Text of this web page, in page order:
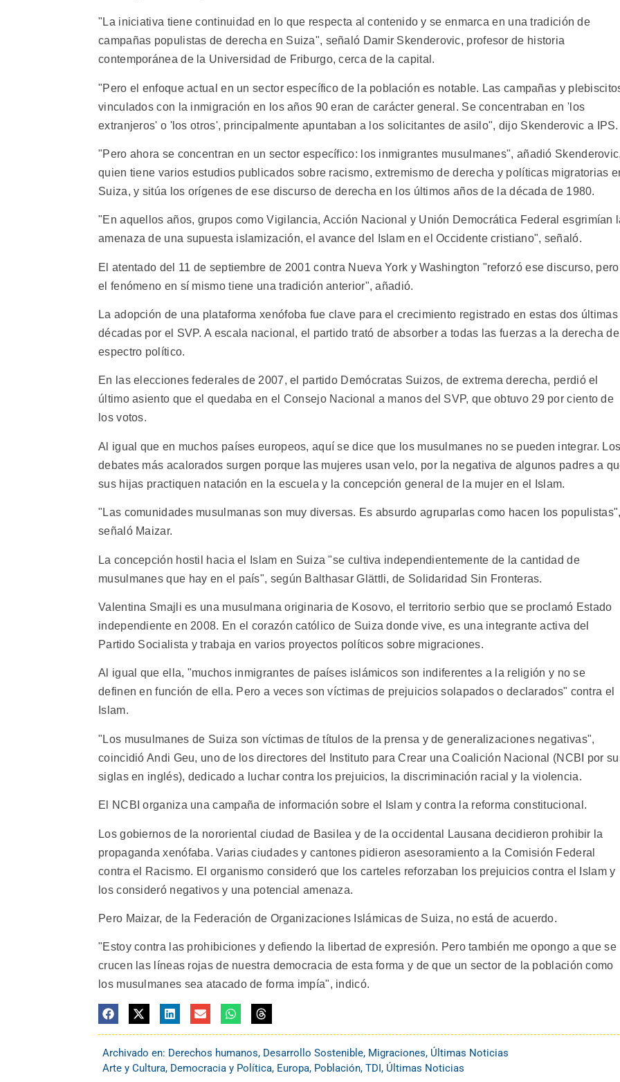
"La iniciativa tiene continuidad en lo que respecta al contenido y se enmarca en una tradición de
campañas populistas de derecha en Suiza", señaló Damir Skenderovic, profesor de historia
contemporánea de la Universidad de Friburgo, cerca de la capital.
"Pero el enfoque actual en un sector específico de la población es notable. Las campañas y
vinculados con la inmigración en los años 90 eran de carácter general. Se concentraban en 'los
extranjeros' o 'los otros', principalmente apuntaban a los solicitantes de asilo", dijo Skenderovic a IPS.
"Pero ahora se concentran en un sector específico: los inmigrantes musulmanes", añadió
quien tiene varios estudios publicados sobre racismo, extremismo de derecha y políticas migratorias
Suiza, y sitúa los orígenes de ese discurso de derecha en los últimos años de la década de 1980.
"En aquellos años, grupos como Vigilancia, Acción Nacional y Unión Democrática Federal esgrimían
amenaza de una supuesta islamización, el avance del Islam en el Occidente cristiano", señaló.
El atentado del 11 de septiembre de 2001 contra Nueva York y Washington "reforzó ese discurso, pero
el fenómeno en sí mismo tiene una tradición anterior", añadió.
La adopción de una plataforma xenófoba fue clave para el crecimiento registrado en estas dos últimas
décadas por el SVP. A escala nacional, el partido trató de absorber a todas las fuerzas a la derecha
espectro político.
En las elecciones federales de 2007, el partido Demócratas Suizos, de extrema derecha, perdió el
último asiento que el quedaba en el Consejo Nacional a manos del SVP, que obtuvo 29 por ciento de
los votos.
Al igual que en muchos países europeos, aquí se dice que los musulmanes no se pueden integrar.
debates más acalorados surgen porque las mujeres usan velo, por la negativa de algunos padres a
sus hijas practiquen natación en la escuela y la concepción general de la mujer en el Islam.
"Las comunidades musulmanas son muy diversas. Es absurdo agruparlas como hacen los
señaló Maizar.
La concepción hostil hacia el Islam en Suiza "se cultiva independientemente de la cantidad de
musulmanes que hay en el país", según Balthasar Glättli, de Solidaridad Sin Fronteras.
Valentina Smajli es una musulmana originaria de Kosovo, el territorio serbio que se proclamó Estado
independiente en 2008. En el corazón católico de Suiza donde vive, es una integrante activa del
Partido Socialista y trabaja en varios proyectos políticos sobre migraciones.
Al igual que ella, "muchos inmigrantes de países islámicos son indiferentes a la religión y no se
definen en función de ella. Pero a veces son víctimas de prejuicios solapados o declarados" contra el
Islam.
"Los musulmanes de Suiza son víctimas de títulos de la prensa y de generalizaciones negativas",
coincidió Andi Geu, uno de los directores del Instituto para Crear una Coalición Nacional (NCBI por
siglas en inglés), dedicado a luchar contra los prejuicios, la discriminación racial y la violencia.
El NCBI organiza una campaña de información sobre el Islam y contra la reforma constitucional.
Los gobiernos de la nororiental ciudad de Basilea y de la occidental Lausana decidieron prohibir la
propaganda xenófaba. Varias ciudades y cantones pidieron asesoramiento a la Comisión Federal
contra el Racismo. El organismo consideró que los carteles reforzaban los prejuicios contra el Islam y
los consideró negativos y una potencial amenaza.
Pero Maizar, de la Federación de Organizaciones Islámicas de Suiza, no está de acuerdo.
"Estoy contra las prohibiciones y defiendo la libertad de expresión. Pero también me opongo a que se
crucen las líneas rojas de nuestra democracia de esta forma y de que un sector de la población como
los musulmanes sea atacado de forma impía", indicó.
Archivado en: Derechos humanos, Desarrollo Sostenible, Migraciones, Últimas Noticias
Arte y Cultura, Democracia y Política, Europa, Población, TDI, Últimas Noticias